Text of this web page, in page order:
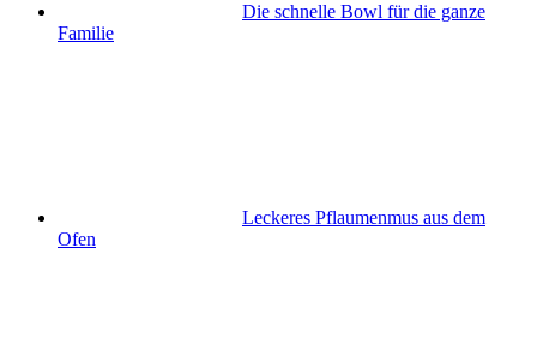
Die schnelle Bowl für die ganze
Familie
Leckeres Pflaumenmus aus dem
Ofen